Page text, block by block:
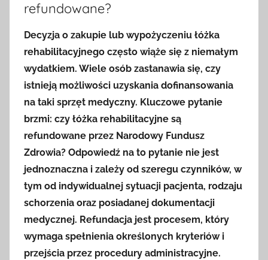
refundowane?
Decyzja o zakupie lub wypożyczeniu łóżka
rehabilitacyjnego często wiąże się z niemałym
wydatkiem. Wiele osób zastanawia się, czy
istnieją możliwości uzyskania dofinansowania
na taki sprzęt medyczny. Kluczowe pytanie
brzmi: czy łóżka rehabilitacyjne są
refundowane przez Narodowy Fundusz
Zdrowia? Odpowiedź na to pytanie nie jest
jednoznaczna i zależy od szeregu czynników, w
tym od indywidualnej sytuacji pacjenta, rodzaju
schorzenia oraz posiadanej dokumentacji
medycznej. Refundacja jest procesem, który
wymaga spełnienia określonych kryteriów i
przejścia przez procedury administracyjne.